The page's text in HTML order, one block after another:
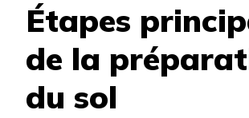
Étapes
de la
du sol